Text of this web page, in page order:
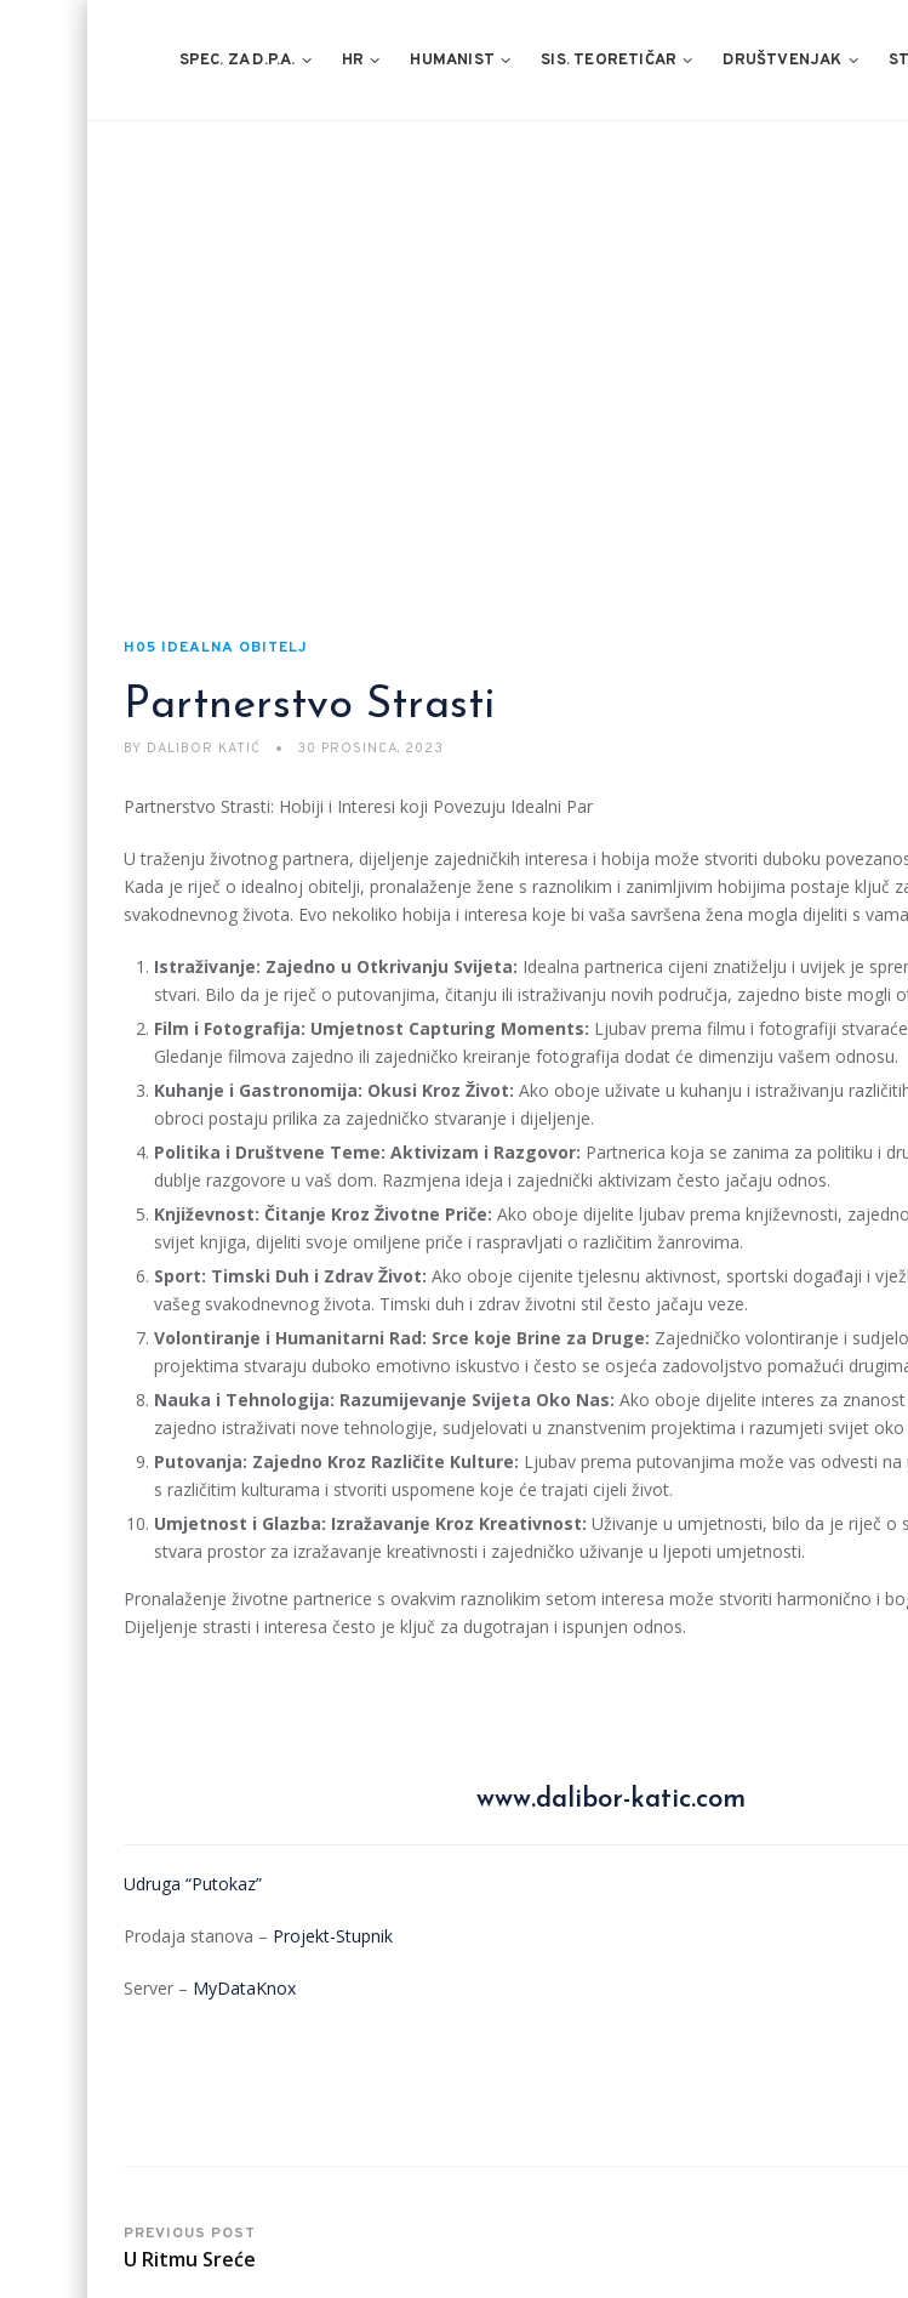
SPEC. ZA D.P.A. HR HUMANIST SIS. TEORETIČAR DRUŠTVENJAK
H05 IDEALNA OBITELJ
Partnerstvo Strasti
BY DALIBOR KATIĆ 30 PROSINCA, 2023
Partnerstvo Strasti: Hobiji i Interesi koji Povezuju Idealni Par
U traženju životnog partnera, dijeljenje zajedničkih interesa i hobija može stvoriti duboku
Kada je riječ o idealnoj obitelji, pronalaženje žene s raznolikim i zanimljivim hobijima postaje ključ
svakodnevnog života. Evo nekoliko hobija i interesa koje bi vaša savršena žena mogla dijeliti s
Istraživanje: Zajedno u Otkrivanju Svijeta: Idealna partnerica cijeni znatiželju i uvijek je
stvari. Bilo da je riječ o putovanjima, čitanju ili istraživanju novih područja, zajedno biste mogli
Film i Fotografija: Umjetnost Capturing Moments: Ljubav prema filmu i fotografiji
Gledanje filmova zajedno ili zajedničko kreiranje fotografija dodat će dimenziju vašem odnosu.
Kuhanje i Gastronomija: Okusi Kroz Život: Ako oboje uživate u kuhanju i istraživanju
obroci postaju prilika za zajedničko stvaranje i dijeljenje.
Politika i Društvene Teme: Aktivizam i Razgovor: Partnerica koja se zanima za politiku i
dublje razgovore u vaš dom. Razmjena ideja i zajednički aktivizam često jačaju odnos.
Književnost: Čitanje Kroz Životne Priče: Ako oboje dijelite ljubav prema književnosti,
svijet knjiga, dijeliti svoje omiljene priče i raspravljati o različitim žanrovima.
Sport: Timski Duh i Zdrav Život: Ako oboje cijenite tjelesnu aktivnost, sportski događaji i
vašeg svakodnevnog života. Timski duh i zdrav životni stil često jačaju veze.
Volontiranje i Humanitarni Rad: Srce koje Brine za Druge: Zajedničko volontiranje i
projektima stvaraju duboko emotivno iskustvo i često se osjeća zadovoljstvo pomažući
Nauka i Tehnologija: Razumijevanje Svijeta Oko Nas: Ako oboje dijelite interes za
zajedno istraživati nove tehnologije, sudjelovati u znanstvenim projektima i razumjeti svijet oko
Putovanja: Zajedno Kroz Različite Kulture: Ljubav prema putovanjima može vas odvesti
s različitim kulturama i stvoriti uspomene koje će trajati cijeli život.
Umjetnost i Glazba: Izražavanje Kroz Kreativnost: Uživanje u umjetnosti, bilo da je riječ o
stvara prostor za izražavanje kreativnosti i zajedničko uživanje u ljepoti umjetnosti.
Pronalaženje životne partnerice s ovakvim raznolikim setom interesa može stvoriti harmonično i
Dijeljenje strasti i interesa često je ključ za dugotrajan i ispunjen odnos.
www.dalibor-katic.com
Udruga “Putokaz”
Prodaja stanova – Projekt-Stupnik
Server – MyDataKnox
PREVIOUS POST
U Ritmu Sreće